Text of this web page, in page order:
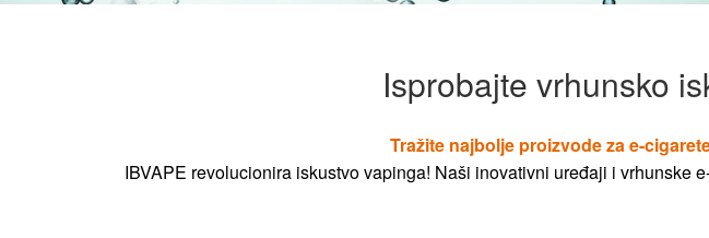
Isprobajte vrhunsko
Tražite najbolje proizvode za e-
IBVAPE revolucionira iskustvo vapinga! Naši inovativni uređaji i vrhunske